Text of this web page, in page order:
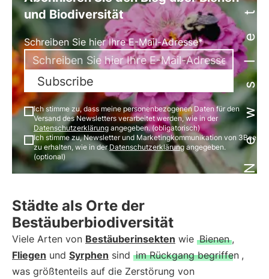
und Biodiversität
Schreiben Sie hier Ihre E-Mail-Adresse*
Subscribe
Ich stimme zu, dass meine personenbezogenen Daten für den
Versand des Newsletters verarbeitet werden, wie in der
Datenschutzerklärung angegeben. (obligatorisch)
Ich stimme zu, Newsletter und Marketingkommunikation von 3Bee
zu erhalten, wie in derDatenschutzerklärungangegeben.
(optional)
Städte als Orte der
Bestäuberbiodiversität
Viele Arten von Bestäuberinsekten wie Bienen ,
Fliegen und Syrphen sind im Rückgang begriffen ,
was größtenteils auf die Zerstörung von